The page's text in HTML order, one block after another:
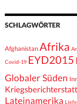
SCHLAGWÖRTER
AfghanistanAfrika
Covid-19 EYD2015
Globaler Süden
Lateinamerika